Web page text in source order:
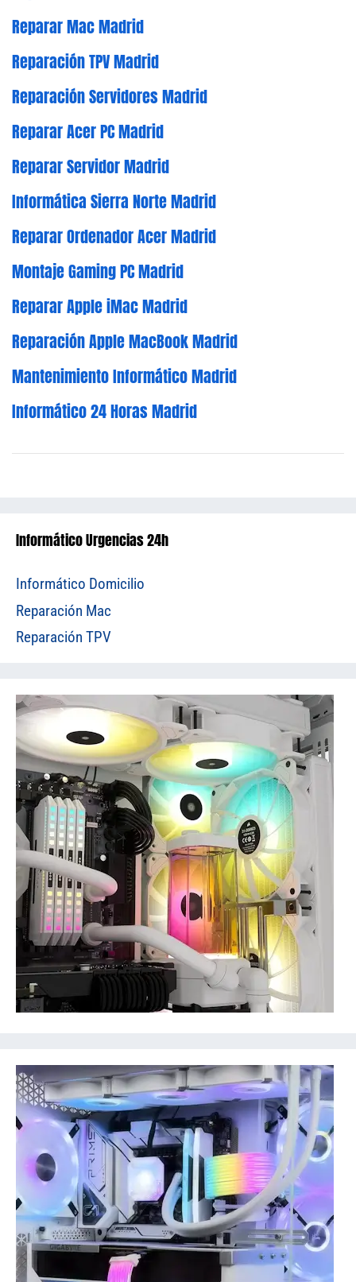
Reparar Mac Madrid
Reparación TPV Madrid
Reparación Servidores Madrid
Reparar Acer PC Madrid
Reparar Servidor Madrid
Informática Sierra Norte Madrid
Reparar Ordenador Acer Madrid
Montaje Gaming PC Madrid
Reparar Apple iMac Madrid
Reparación Apple MacBook Madrid
Mantenimiento Informático Madrid
Informático 24 Horas Madrid
Informático Urgencias 24h
Informático Domicilio
Reparación Mac
Reparación TPV